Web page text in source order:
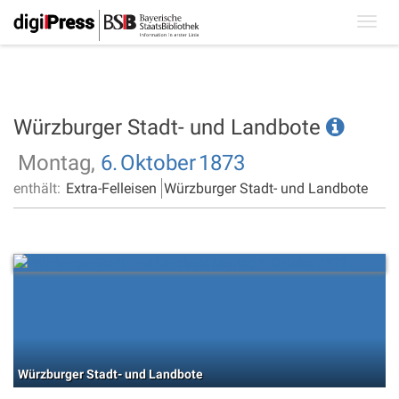
Würzburger Stadt- und Landbote
Montag, 6.Oktober1873
enthält: Extra-Felleisen Würzburger Stadt- und Landbote
Würzburger Stadt- und Landbote